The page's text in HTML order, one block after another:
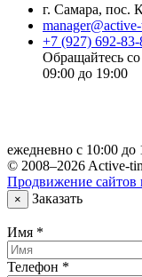
г. Самара, пос.
+7 (927) 692-83-
Обращайтесь со
09:00 до 19:00
ежедневно с 10:00 до
© 2008–2026 Active-
Продвижение сайтов
× Заказать
Имя *
Телефон *